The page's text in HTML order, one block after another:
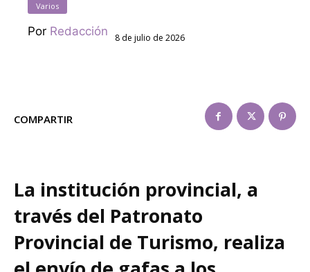
Varios
Por Redacción 8 de julio de 2026
COMPARTIR
La institución provincial, a
través del Patronato
Provincial de Turismo, realiza